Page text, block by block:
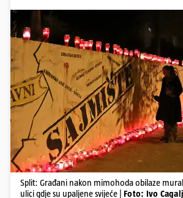
Split: Građani nakon mimohoda obilaze
ulici gdje su upaljene svijeće | Foto: Ivo